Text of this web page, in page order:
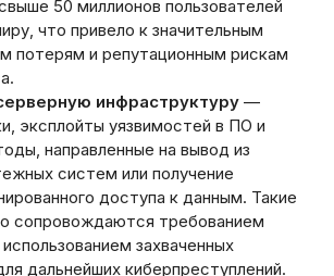
50 миллионов пользователей
что привело к значительным
потерям и репутационным рискам
инфраструктуру —
эксплойты уязвимостей в ПО и
направленные на вывод из
систем или получение
доступа к данным. Такие
сопровождаются требованием
захваченных
дальнейших киберпреступлений.